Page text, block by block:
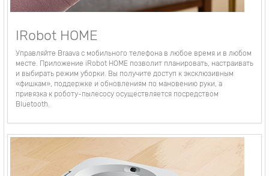
IRobot HOME
Управляйте Braava с мобильного телефона в любое время и в любом
месте. Приложение iRobot HOME позволит планировать, настраивать
и выбирать режим уборки. Вы получите доступ к эксклюзивным
«фишкам», поддержке и обновлениям по мановению руки, а
привязка к роботу-пылесосу осуществляется посредством
Bluetooth.